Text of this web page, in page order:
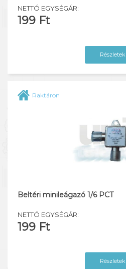
NETTÓ EGYSÉGÁR:
199 Ft
Részletek
Raktáron
Beltéri minileágazó 1/6 PCT
NETTÓ EGYSÉGÁR:
199 Ft
Részletek